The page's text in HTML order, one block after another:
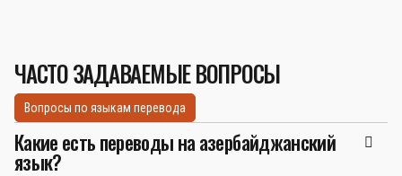
ЧАСТО ЗАДАВАЕМЫЕ ВОПРОСЫ
Вопросы по языкам перевода
Какие есть переводы на азербайджанский
язык?